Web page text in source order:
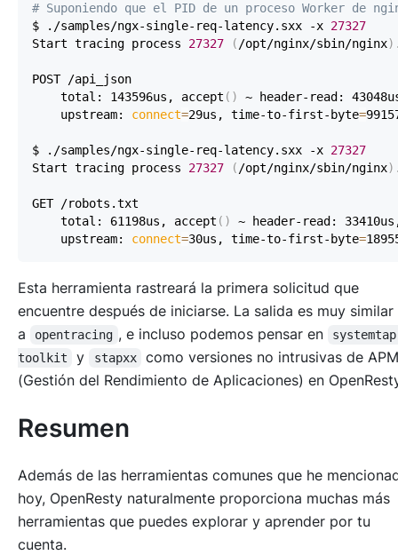
# Suponiendo que el PID de un proceso Worker de
$ ./samples/ngx-single-req-latency.sxx -x 27327
Start tracing process 27327 ( /opt/nginx/sbin/nginx)
    total: 143596us, accept
( )
    upstream:
connect=29us, time-to-first-byte=
$ ./samples/ngx-single-req-latency.sxx -x 27327
Start tracing process 27327 ( /opt/nginx/sbin/nginx)
    total: 61198us, accept
( )
    upstream:
connect=30us, time-to-first-byte=
Esta herramienta rastreará la primera solicitud que
encuentre después de iniciarse. La salida es muy similar
a
opentracing , e incluso podemos pensar en
toolkit
y stapxx
como versiones no intrusivas de
(Gestión del Rendimiento de Aplicaciones) en
Resumen
Además de las herramientas comunes que he
hoy, OpenResty naturalmente proporciona muchas más
herramientas que puedes explorar y aprender por tu
cuenta.